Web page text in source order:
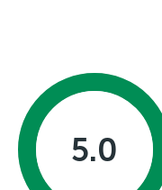
5.0